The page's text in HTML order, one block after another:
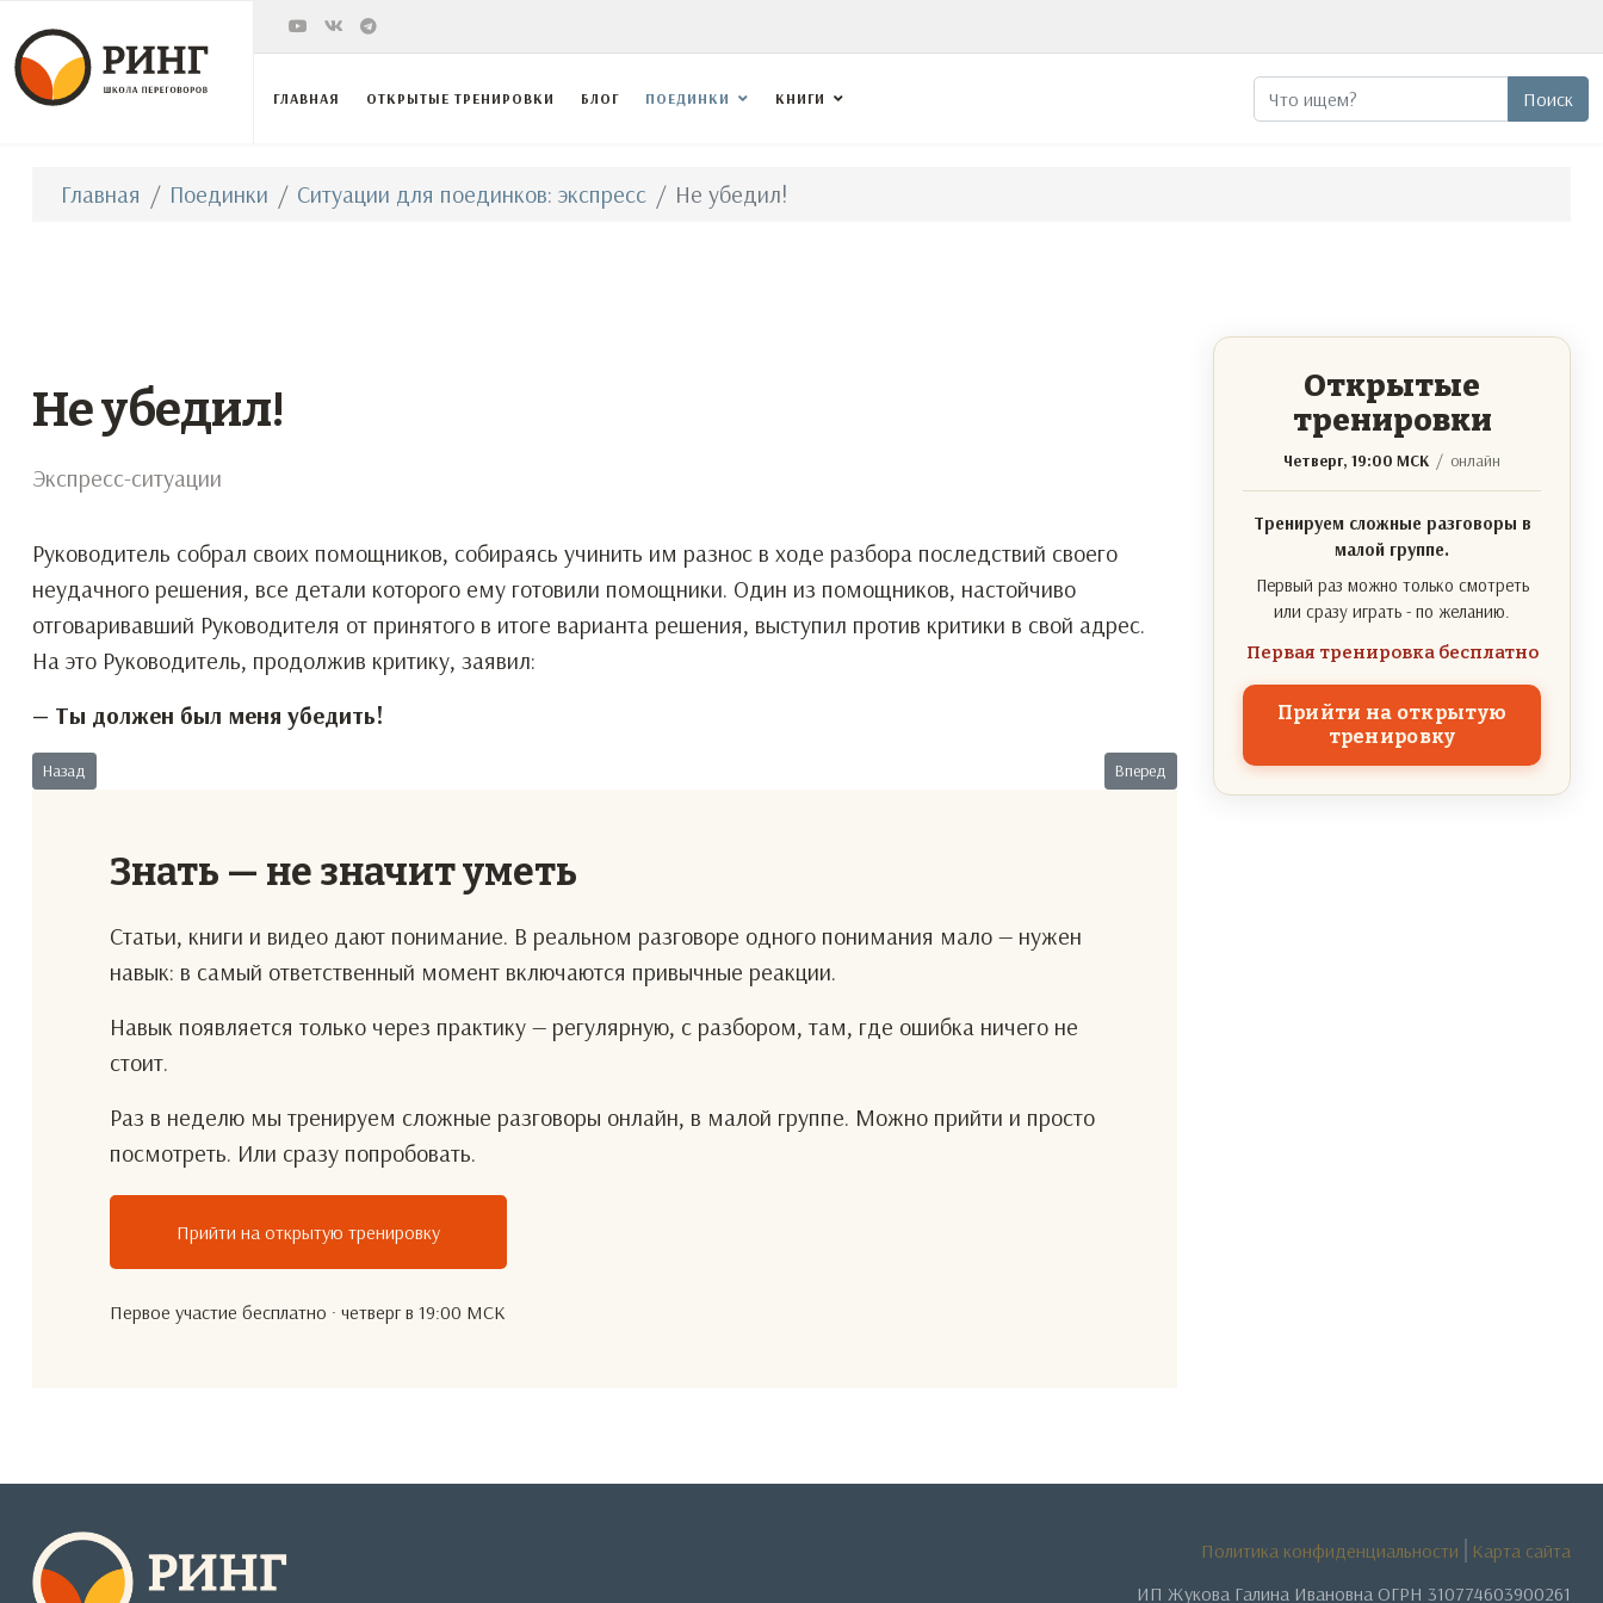
Поиск Поиск
ГЛАВНАЯ ОТКРЫТЫЕ ТРЕНИРОВКИ БЛОГ ПОЕДИНКИ КНИГИ
Главная Поединки Ситуации для поединков: экспресс Не убедил!
Не убедил!
Экспресс-ситуации
Руководитель собрал своих помощников, собираясь учинить им разнос в ходе разбора последствий своего
неудачного решения, все детали которого ему готовили помощники. Один из помощников, настойчиво
отговаривавший Руководителя от принятого в итоге варианта решения, выступил против критики в свой адрес.
На это Руководитель, продолжив критику, заявил:
— Ты должен был меня убедить!
Предыдущий: Не тыкайте!
Назад Следующий: Не успеем?
Вперед
Знать — не значит уметь
Статьи, книги и видео дают понимание. В реальном разговоре одного понимания мало — нужен
навык: в самый ответственный момент включаются привычные реакции.
Навык появляется только через практику — регулярную, с разбором, там, где ошибка ничего не
стоит.
Раз в неделю мы тренируем сложные разговоры онлайн, в малой группе. Можно прийти и просто
посмотреть. Или сразу попробовать.
Прийти на открытую тренировку
Первое участие бесплатно · четверг в 19:00 МСК
Открытые
тренировки
Четверг, 19:00 МСК / онлайн
Тренируем сложные разговоры в
малой группе.
Первый раз можно только смотреть
или сразу играть - по желанию.
Первая тренировка бесплатно
Прийти на открытую
тренировку
Политика конфиденциальности
Карта сайта
ИП Жукова Галина Ивановна ОГРН 310774603900261